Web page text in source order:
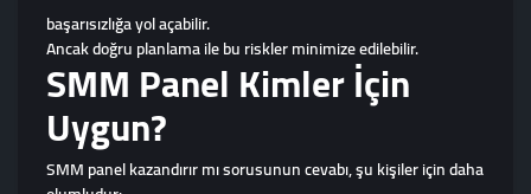
başarısızlığa yol açabilir.
Ancak doğru planlama ile bu riskler minimize edilebilir.
SMM Panel Kimler İçin
Uygun?
SMM panel kazandırır mı sorusunun cevabı, şu kişiler için daha